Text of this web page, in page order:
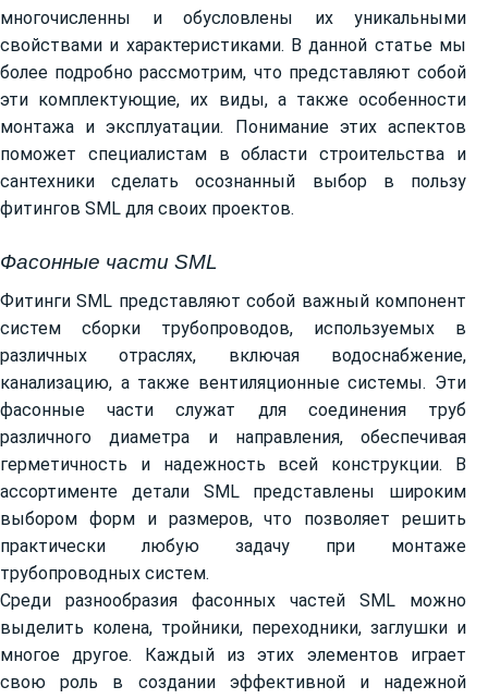
многочисленны и обусловлены их уникальными
свойствами и характеристиками. В данной статье мы
более подробно рассмотрим, что представляют собой
эти комплектующие, их виды, а также особенности
монтажа и эксплуатации. Понимание этих аспектов
поможет специалистам в области строительства и
сантехники сделать осознанный выбор в пользу
фитингов SML для своих проектов.
Фасонные части SML
Фитинги SML представляют собой важный компонент
систем сборки трубопроводов, используемых в
различных отраслях, включая водоснабжение,
канализацию, а также вентиляционные системы. Эти
фасонные части служат для соединения труб
различного диаметра и направления, обеспечивая
герметичность и надежность всей конструкции. В
ассортименте детали SML представлены широким
выбором форм и размеров, что позволяет решить
практически любую задачу при монтаже
трубопроводных систем.
Среди разнообразия фасонных частей SML можно
выделить колена, тройники, переходники, заглушки и
многое другое. Каждый из этих элементов играет
свою роль в создании эффективной и надежной